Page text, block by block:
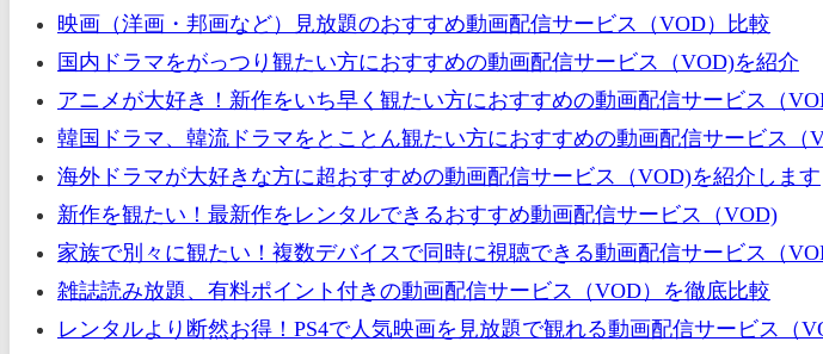
映画（洋画・邦画など）見放題のおすすめ動画配信サービス（VOD）比較
国内ドラマをがっつり観たい方におすすめの動画配信サービス（VOD)を紹介
アニメが大好き！新作をいち早く観たい方におすすめの動画配信サービス（
韓国ドラマ、韓流ドラマをとことん観たい方におすすめの動画配信サービス（
海外ドラマが大好きな方に超おすすめの動画配信サービス（VOD)を紹介します
新作を観たい！最新作をレンタルできるおすすめ動画配信サービス（VOD)
家族で別々に観たい！複数デバイスで同時に視聴できる動画配信サービス（
雑誌読み放題、有料ポイント付きの動画配信サービス（VOD）を徹底比較
レンタルより断然お得！PS4で人気映画を見放題で観れる動画配信サービス（